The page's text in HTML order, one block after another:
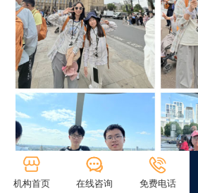
机构首页 在线咨询 免费电话